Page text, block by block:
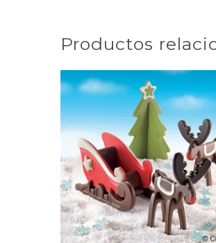
Productos